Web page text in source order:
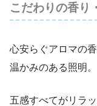
こだわりの香り
心安らぐアロマの
温かみのある照明。
五感すべてがリラ